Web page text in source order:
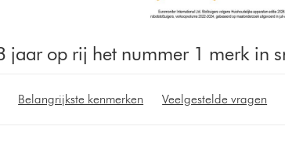
jaar op rij het nummer 1 merk in
Belangrijkste kenmerken Veelgestelde vragen